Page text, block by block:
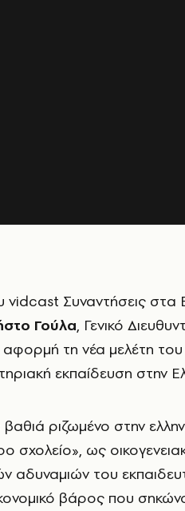
vidcast Συναντήσεις στα
Γούλα, Γενικό
αφορμή τη νέα μελέτη
εκπαίδευση στην
ριζωμένο στην
σχολείο», ως
αδυναμιών του
βάρος που